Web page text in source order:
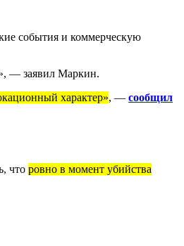
события и коммерческую
— заявил Маркин.
характер», — сообщил
что ровно в момент убийства